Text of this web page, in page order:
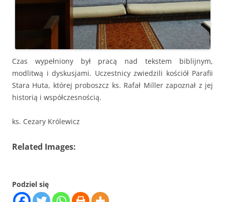
Czas wypełniony był pracą nad tekstem biblijnym,
modlitwą i dyskusjami. Uczestnicy zwiedzili kościół Parafii
Stara Huta, której proboszcz ks. Rafał Miller zapoznał z jej
historią i współczesnością.
ks. Cezary Królewicz
Related Images:
Podziel się